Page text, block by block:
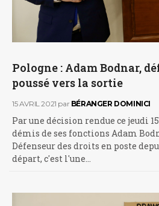
Pologne : Adam Bodnar,
poussé vers la sortie
15 AVRIL 2021 par BÉRANGER DOMINICI
Par une décision rendue ce jeudi
démis de ses fonctions Adam
Défenseur des droits en poste
départ, c'est l'une…